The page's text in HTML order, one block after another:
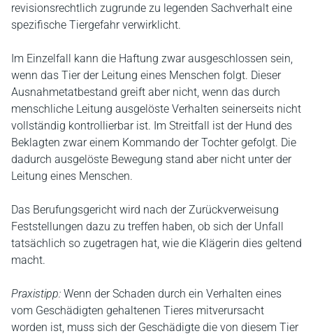
revisionsrechtlich zugrunde zu legenden Sachverhalt eine
spezifische Tiergefahr verwirklicht.
Im Einzelfall kann die Haftung zwar ausgeschlossen sein,
wenn das Tier der Leitung eines Menschen folgt. Dieser
Ausnahmetatbestand greift aber nicht, wenn das durch
menschliche Leitung ausgelöste Verhalten seinerseits nicht
vollständig kontrollierbar ist. Im Streitfall ist der Hund des
Beklagten zwar einem Kommando der Tochter gefolgt. Die
dadurch ausgelöste Bewegung stand aber nicht unter der
Leitung eines Menschen.
Das Berufungsgericht wird nach der Zurückverweisung
Feststellungen dazu zu treffen haben, ob sich der Unfall
tatsächlich so zugetragen hat, wie die Klägerin dies geltend
macht.
Praxistipp: Wenn der Schaden durch ein Verhalten eines
vom Geschädigten gehaltenen Tieres mitverursacht
worden ist, muss sich der Geschädigte die von diesem Tier